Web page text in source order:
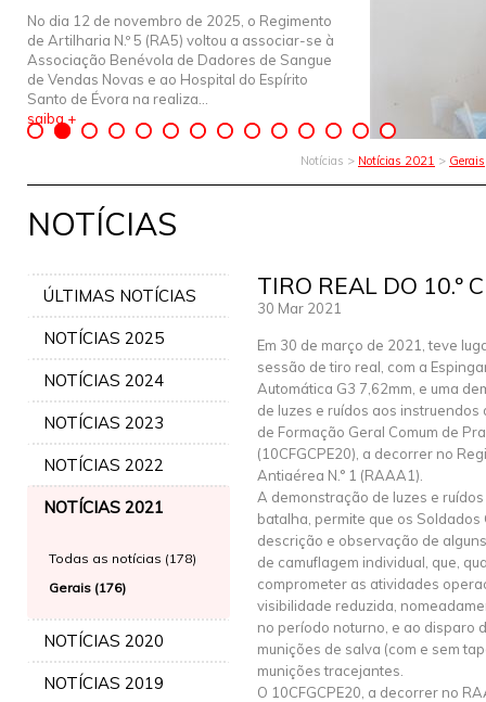
No dia 12 de novembro de 2025, o Regimento
de Artilharia N.º 5 (RA5) voltou a associar-se à
Associação Benévola de Dadores de Sangue
de Vendas Novas e ao Hospital do Espírito
Santo de Évora na realiza...
saiba +
Notícias > Notícias 2021 > Gerais
NOTÍCIAS
ÚLTIMAS NOTÍCIAS
NOTÍCIAS 2025
NOTÍCIAS 2024
NOTÍCIAS 2023
NOTÍCIAS 2022
NOTÍCIAS 2021
Todas as notícias (178)
Gerais (176)
NOTÍCIAS 2020
NOTÍCIAS 2019
TIRO REAL DO 10.º
30 Mar 2021
Em 30 de março de 2021, teve
sessão de tiro real, com a
Automática G3 7,62mm, e uma
de luzes e ruídos aos instruendos
de Formação Geral Comum de
(10CFGCPE20), a decorrer no
Antiaérea N.° 1 (RAAA1).
A demonstração de luzes e
batalha, permite que os
descrição e observação de
de camuflagem individual, que,
comprometer as atividades
visibilidade reduzida,
no período noturno, e ao disparo
munições de salva (com e sem
munições tracejantes.
O 10CFGCPE20, a decorrer no